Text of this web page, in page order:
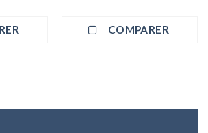
COMPARER